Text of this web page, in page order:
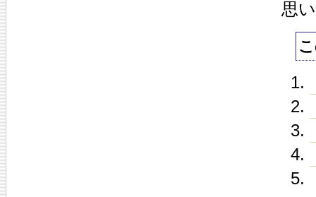
思